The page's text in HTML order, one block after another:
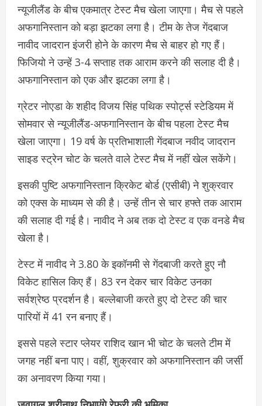
न्यूजीलैंड के बीच एकमात्र टेस्ट मैच खेला जाएगा। मैच से पहले
अफगानिस्तान को बड़ा झटका लगा है। टीम के तेज गेंदबाज
नावीद जादरान इंजरी होने के कारण मैच से बाहर हो गए हैं।
फिजियो ने उन्हें 3-4 सप्ताह तक आराम करने की सलाह दी है।
अफगानिस्तान को एक और झटका लगा है।
ग्रेटर नोएडा के शहीद विजय सिंह पथिक स्पोर्ट्स स्टेडियम में
सोमवार से न्यूजीलैंड-अफगानिस्तान के बीच पहला टेस्ट मैच
खेला जाएगा। 19 वर्ष के प्रतिभाशाली गेंदबाज नवीद जादरान
साइड स्ट्रेन चोट के चलते वाले टेस्ट मैच में नहीं खेल सकेंगे।
इसकी पुष्टि अफगानिस्तान क्रिकेट बोर्ड (एसीबी) ने शुक्रवार
को एक्स के माध्यम से की है। उन्हें तीन से चार हफ्ते तक आराम
की सलाह दी गई है। नावीद ने अब तक दो टेस्ट व एक वनडे मैच
खेला है।
टेस्ट में नावीद ने 3.80 के इकॉनमी से गेंदबाजी करते हुए नौ
विकेट हासिल किए हैं। 83 रन देकर चार विकेट उनका
सर्वश्रेष्ठ प्रदर्शन है। बल्लेबाजी करते हुए दो टेस्ट की चार
पारियों में 41 रन बनाए हैं।
इससे पहले स्टार प्लेयर राशिद खान भी चोट के चलते टीम में
जगह नहीं बना पाए। वहीं, शुक्रवार को अफगानिस्तान की जर्सी
का अनावरण किया गया।